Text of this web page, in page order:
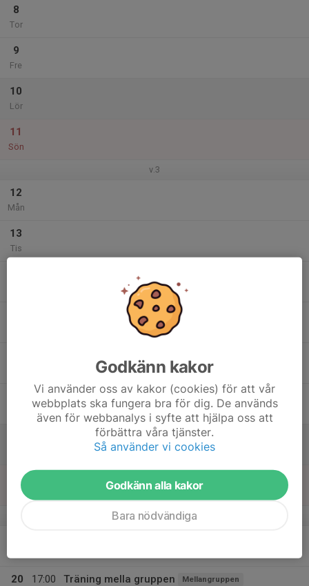
8
Tor
9
Fre
10
Lör
11
Sön
v.3
12
Mån
13
Tis
Träning mellan gruppen
18
Sön
v.4
Mån
20
17:00
Träning mella gruppen Mellangruppen
Godkänn kakor
Vi använder oss av kakor (cookies) för att vår
webbplats ska fungera bra för dig. De används
även för webbanalys i syfte att hjälpa oss att
förbättra våra tjänster.
Så använder vi cookies
Godkänn alla kakor
Bara nödvändiga